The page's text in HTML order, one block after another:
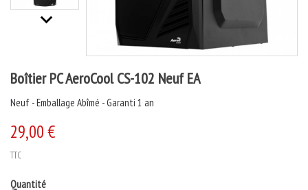
keyboard_arrow_downt
Boîtier PC AeroCool CS-102 Neuf EA
Neuf - Emballage Abîmé - Garanti 1 an
29,00 €
TTC
Quantité